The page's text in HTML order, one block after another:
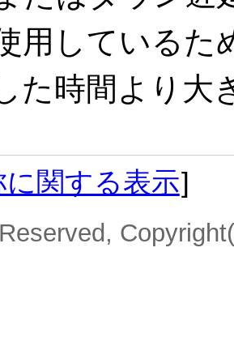
用しているた
た時間より大
関する表示]